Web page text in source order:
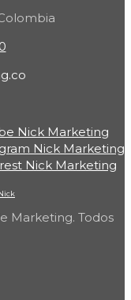
Marketing. Todos